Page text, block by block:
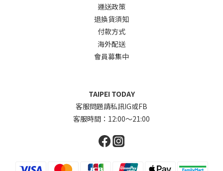
運送政策
退換貨須知
付款方式
海外配送
會員募集中
TAIPEI TODAY
客服問題請私訊IG或FB
客服時間：12:00～21:00